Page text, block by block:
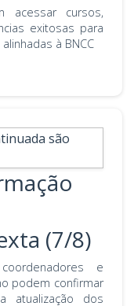
acessar cursos,
exitosas para
à BNCC
(7/8)
e
podem confirmar
atualização dos